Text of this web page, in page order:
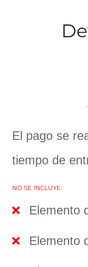
El pago se
tiempo de
NO SE INCLUYE:
Elemento
Elemento